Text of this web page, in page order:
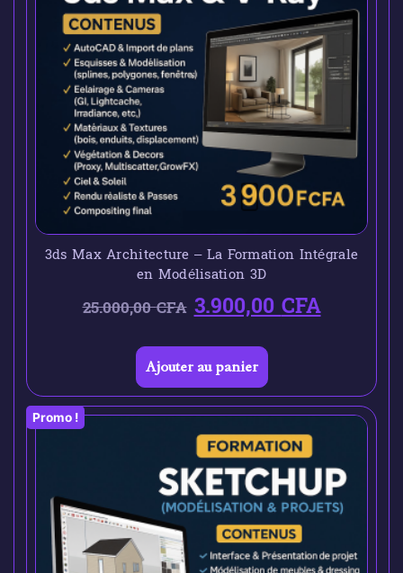
3ds Max Architecture – La Formation Intégrale
en Modélisation 3D
25.000,00CFA 3.900,00CFA
Ajouter au panier
Promo !